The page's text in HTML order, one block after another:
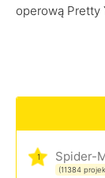
operową Pretty
1
(11384